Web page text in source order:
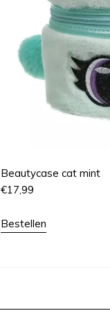
Beautycase cat mint
€17,99
Bestellen